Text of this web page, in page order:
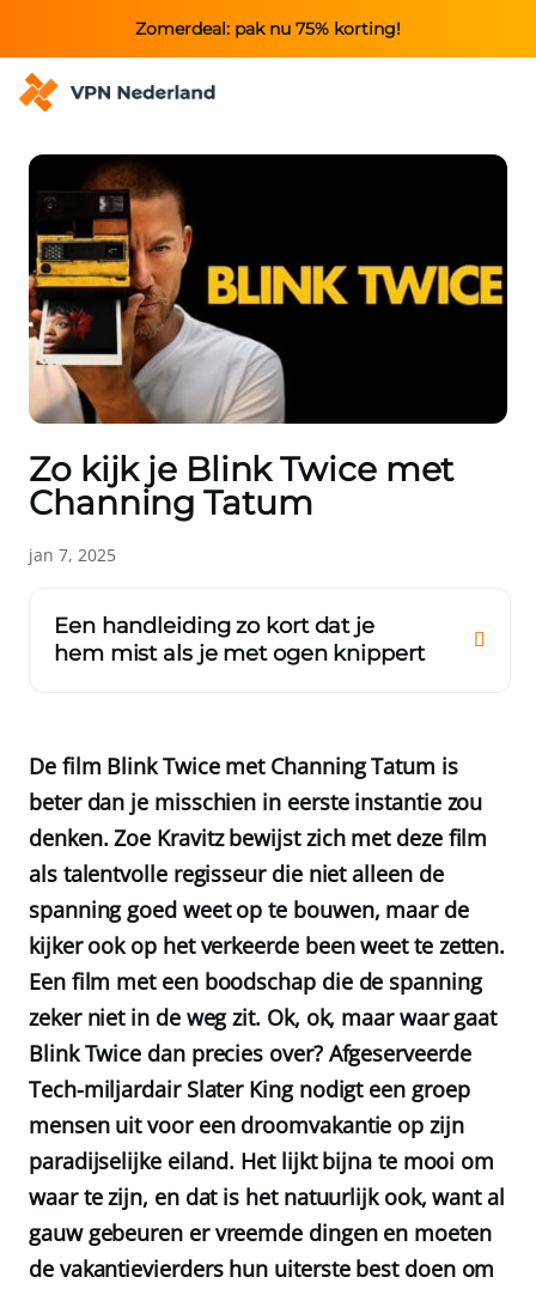
Zomerdeal: pak nu 75% korting!
Zo kijk je Blink Twice met
Channing Tatum
jan 7, 2025
Een handleiding zo kort dat je
hem mist als je met ogen knippert
De film Blink Twice met Channing Tatum is
beter dan je misschien in eerste instantie zou
denken. Zoe Kravitz bewijst zich met deze film
als talentvolle regisseur die niet alleen de
spanning goed weet op te bouwen, maar de
kijker ook op het verkeerde been weet te zetten.
Een film met een boodschap die de spanning
zeker niet in de weg zit. Ok, ok, maar waar gaat
Blink Twice dan precies over? Afgeserveerde
Tech-miljardair Slater King nodigt een groep
mensen uit voor een droomvakantie op zijn
paradijselijke eiland. Het lijkt bijna te mooi om
waar te zijn, en dat is het natuurlijk ook, want al
gauw gebeuren er vreemde dingen en moeten
de vakantievierders hun uiterste best doen om